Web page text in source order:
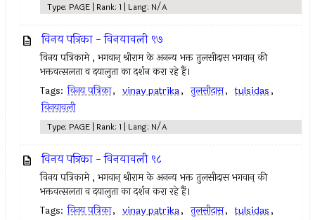
Type: PAGE | Rank: 1 | Lang: N/A
विनय पत्रिका - विनयावली ९७
विनय पत्रिकामे , भगवान् श्रीराम के अनन्य भक्त तुलसीदास भगवान् की
भक्तवत्सलता व दयालुता का दर्शन करा रहे हैं।
Tags: विनय पत्रिका, vinay patrika, तुलसीदास, tulsidas,
विनयावली
Type: PAGE | Rank: 1 | Lang: N/A
विनय पत्रिका - विनयावली ९८
विनय पत्रिकामे , भगवान् श्रीराम के अनन्य भक्त तुलसीदास भगवान् की
भक्तवत्सलता व दयालुता का दर्शन करा रहे हैं।
Tags: विनय पत्रिका, vinay patrika, तुलसीदास, tulsidas,